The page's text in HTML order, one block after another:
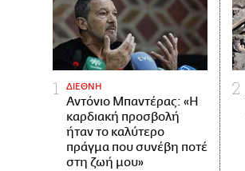
ΔΙΕΘΝΗ
Αντόνιο Μπαντέρας: «Η
καρδιακή προσβολή
ήταν το καλύτερο
πράγμα που συνέβη ποτέ
στη ζωή μου»